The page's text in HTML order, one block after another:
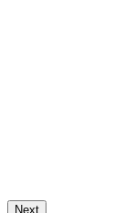
Next